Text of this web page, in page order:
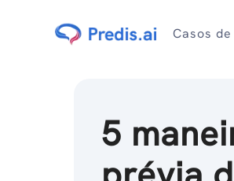
Casos
5